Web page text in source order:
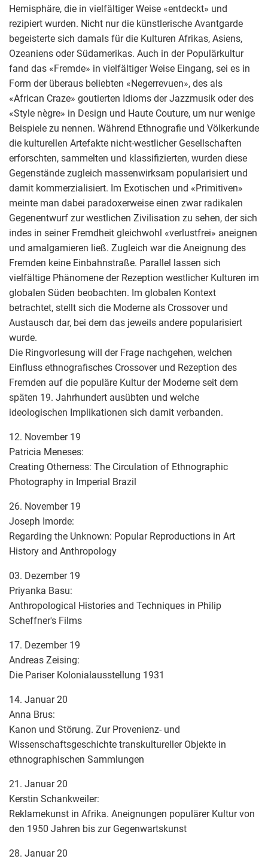
Hemisphäre, die in vielfältiger Weise «entdeckt» und
rezipiert wurden. Nicht nur die künstlerische Avantgarde
begeisterte sich damals für die Kulturen Afrikas, Asiens,
Ozeaniens oder Südamerikas. Auch in der Populärkultur
fand das «Fremde» in vielfältiger Weise Eingang, sei es in
Form der überaus beliebten «Negerrevuen», des als
«African Craze» goutierten Idioms der Jazzmusik oder des
«Style nègre» in Design und Haute Couture, um nur wenige
Beispiele zu nennen. Während Ethnografie und Völkerkunde
die kulturellen Artefakte nicht-westlicher Gesellschaften
erforschten, sammelten und klassifizierten, wurden diese
Gegenstände zugleich massenwirksam popularisiert und
damit kommerzialisiert. Im Exotischen und «Primitiven»
meinte man dabei paradoxerweise einen zwar radikalen
Gegenentwurf zur westlichen Zivilisation zu sehen, der sich
indes in seiner Fremdheit gleichwohl «verlustfrei» aneignen
und amalgamieren ließ. Zugleich war die Aneignung des
Fremden keine Einbahnstraße. Parallel lassen sich
vielfältige Phänomene der Rezeption westlicher Kulturen im
globalen Süden beobachten. Im globalen Kontext
betrachtet, stellt sich die Moderne als Crossover und
Austausch dar, bei dem das jeweils andere popularisiert
wurde.
Die Ringvorlesung will der Frage nachgehen, welchen
Einfluss ethnografisches Crossover und Rezeption des
Fremden auf die populäre Kultur der Moderne seit dem
späten 19. Jahrhundert ausübten und welche
ideologischen Implikationen sich damit verbanden.
12. November 19
Patricia Meneses:
Creating Otherness: The Circulation of Ethnographic
Photography in Imperial Brazil
26. November 19
Joseph Imorde:
Regarding the Unknown: Popular Reproductions in Art
History and Anthropology
03. Dezember 19
Priyanka Basu:
Anthropological Histories and Techniques in Philip
Scheffner's Films
17. Dezember 19
Andreas Zeising:
Die Pariser Kolonialausstellung 1931
14. Januar 20
Anna Brus:
Kanon und Störung. Zur Provenienz- und
Wissenschaftsgeschichte transkultureller Objekte in
ethnographischen Sammlungen
21. Januar 20
Kerstin Schankweiler:
Reklamekunst in Afrika. Aneignungen populärer Kultur von
den 1950 Jahren bis zur Gegenwartskunst
28. Januar 20